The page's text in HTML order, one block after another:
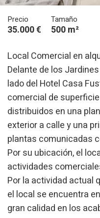
Precio
35.000 €
Tamaño
500 m²
Local Comercial en
Delante de los
lado del Hotel Casa
comercial de
distribuidos en una
exterior a calle y una
plantas comunicadas
Por su ubicación, el
actividades
Por la actividad actual
el local se encuentra
gran calidad en los
Modificar cookies
Técnicas y funcionales
Este sitio web utiliza
información con la
Si continua navegando,
de configurar su
impedir que sean
deberá tener en cuenta
dificultades de
Analíticas y
Permiten realizar el
información recogida
utiliza en la medición de
elaboración de perfiles
el fin de introducir
datos de uso que hacen